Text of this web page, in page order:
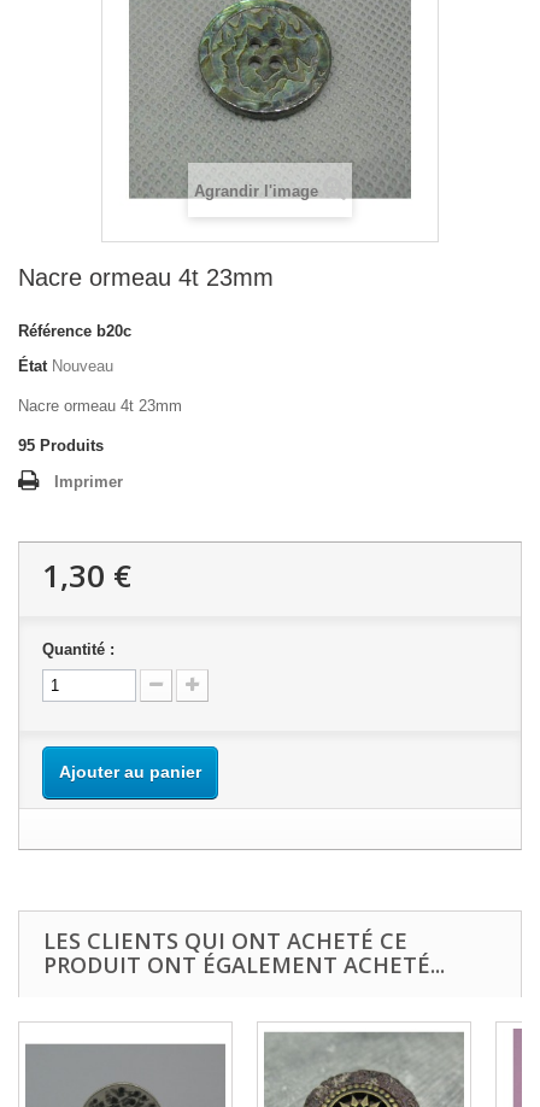
Agrandir l'image
Nacre ormeau 4t 23mm
Référence b20c
État Nouveau
Nacre ormeau 4t 23mm
95 Produits
Imprimer
1,30 €
Quantité :
Ajouter au panier
LES CLIENTS QUI ONT ACHETÉ CE
PRODUIT ONT ÉGALEMENT ACHETÉ...